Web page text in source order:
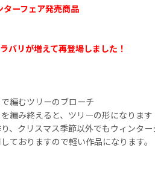
ターフェア発売商品
バリが増えて再登場しました！
編むツリーのブローチ
編み終えると、ツリーの形になります
、クリスマス季節以外でもウィンター
ておりますので軽い作品になります。